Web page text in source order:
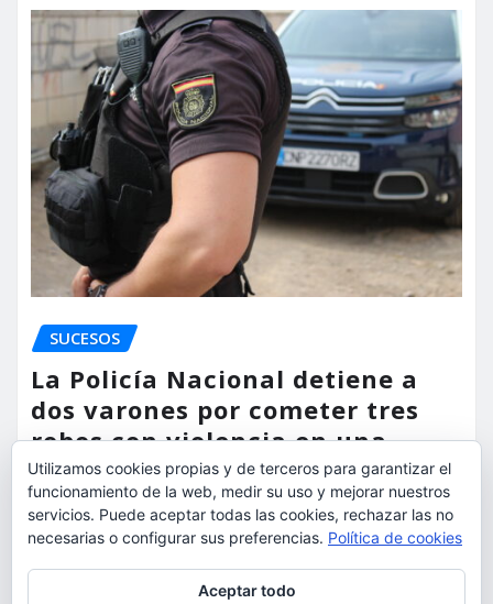
SUCESOS
La Policía Nacional detiene a
dos varones por cometer tres
robos con violencia en una
misma mañana
torrent al dia Ago 7, 2026
Utilizamos cookies propias y de terceros para garantizar el
funcionamiento de la web, medir su uso y mejorar nuestros
servicios. Puede aceptar todas las cookies, rechazar las no
necesarias o configurar sus preferencias. Política de cookies
Aceptar todo